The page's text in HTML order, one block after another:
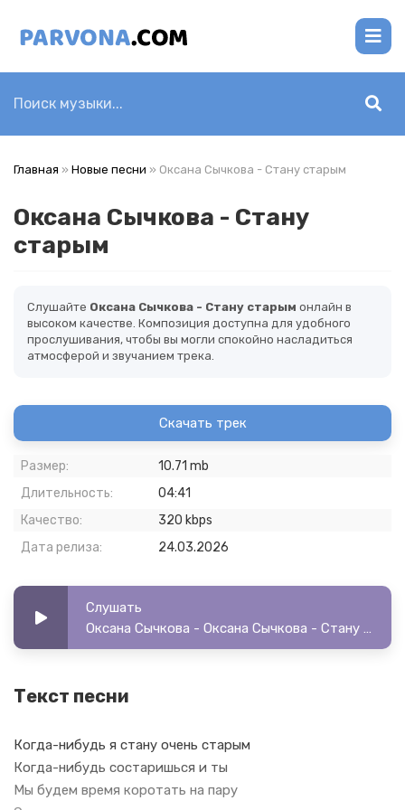
Главная » Новые песни » Оксана Сычкова - Стану старым
Оксана Сычкова - Стану
старым
Слушайте Оксана Сычкова - Стану старым онлайн в
высоком качестве. Композиция доступна для удобного
прослушивания, чтобы вы могли спокойно насладиться
атмосферой и звучанием трека.
Скачать трек
Размер:
10.71 mb
Длительность:
04:41
Качество:
320 kbps
Дата релиза:
24.03.2026
Слушать
Оксана Сычкова - Оксана Сычкова - Стану старым
Текст песни
Когда-нибудь я стану очень старым
Когда-нибудь состаришься и ты
Мы будем время коротать на пару